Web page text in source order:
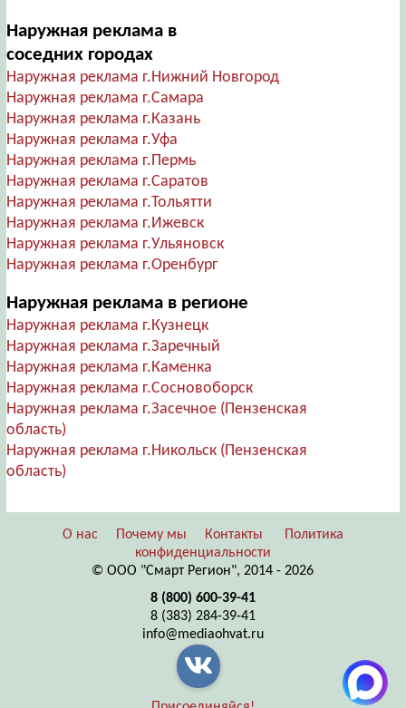
Наружная реклама в
соседних городах
Наружная реклама г.Нижний Новгород
Наружная реклама г.Самара
Наружная реклама г.Казань
Наружная реклама г.Уфа
Наружная реклама г.Пермь
Наружная реклама г.Саратов
Наружная реклама г.Тольятти
Наружная реклама г.Ижевск
Наружная реклама г.Ульяновск
Наружная реклама г.Оренбург
Наружная реклама в регионе
Наружная реклама г.Кузнецк
Наружная реклама г.Заречный
Наружная реклама г.Каменка
Наружная реклама г.Сосновоборск
Наружная реклама г.Засечное (Пензенская
область)
Наружная реклама г.Никольск (Пензенская
область)
О нас Почему мы Контакты
Политика
конфиденциальности
© ООО "Смарт Регион", 2014 - 2026
8 (800) 600-39-41
8 (383) 284-39-41
info@mediaohvat.ru